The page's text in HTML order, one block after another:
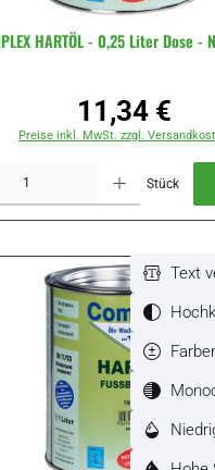
HARTÖL - 0,25 Liter Dose -
Regulärer Preis:
11,34 €
Preise inkl. MwSt. zzgl.
Stück
Text